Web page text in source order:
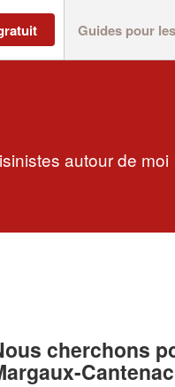
Guides pour
autour de moi
cherchons
Cantenac